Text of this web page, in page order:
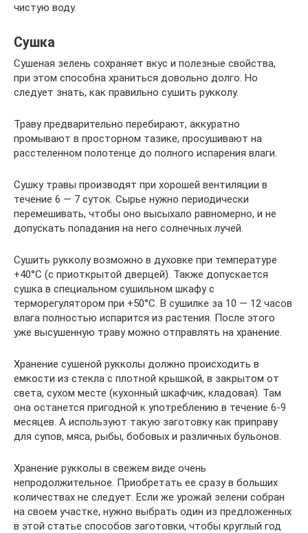
чистую воду.
Сушка
Сушеная зелень сохраняет вкус и полезные свойства,
при этом способна храниться довольно долго. Но
следует знать, как правильно сушить рукколу.
Траву предварительно перебирают, аккуратно
промывают в просторном тазике, просушивают на
расстеленном полотенце до полного испарения влаги.
Сушку травы производят при хорошей вентиляции в
течение 6 — 7 суток. Сырье нужно периодически
перемешивать, чтобы оно высыхало равномерно, и не
допускать попадания на него солнечных лучей.
Сушить рукколу возможно в духовке при температуре
+40°С (с приоткрытой дверцей). Также допускается
сушка в специальном сушильном шкафу с
терморегулятором при +50°С. В сушилке за 10 — 12 часов
влага полностью испарится из растения. После этого
уже высушенную траву можно отправлять на хранение.
Хранение сушеной рукколы должно происходить в
емкости из стекла с плотной крышкой, в закрытом от
света, сухом месте (кухонный шкафчик, кладовая). Там
она останется пригодной к употреблению в течение 6-9
месяцев. А используют такую заготовку как приправу
для супов, мяса, рыбы, бобовых и различных бульонов.
Хранение рукколы в свежем виде очень
непродолжительное. Приобретать ее сразу в больших
количествах не следует. Если же урожай зелени собран
на своем участке, нужно выбрать один из предложенных
в этой статье способов заготовки, чтобы круглый год